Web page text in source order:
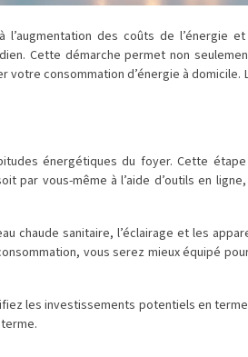
des coûts de l’énergie
Cette démarche permet non
consommation d’énergie à domicile.
énergétiques du foyer. Cette
vous-même à l’aide d’outils en
chaude sanitaire, l’éclairage et les
vous serez mieux équipé
les investissements potentiels en